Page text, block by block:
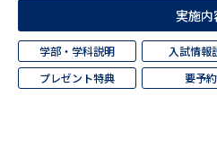
オープンキャンパスなどを調べ
オープンキャンパス検索
実施内
学部・学科説明 入試情報
プレゼント特典
要予約